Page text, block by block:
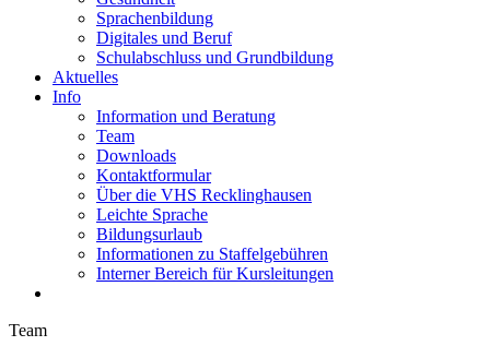
Sprachenbildung
Digitales und Beruf
Schulabschluss und Grundbildung
Aktuelles
Info
Information und Beratung
Team
Downloads
Kontaktformular
Über die VHS Recklinghausen
Leichte Sprache
Bildungsurlaub
Informationen zu Staffelgebühren
Interner Bereich für Kursleitungen
Team